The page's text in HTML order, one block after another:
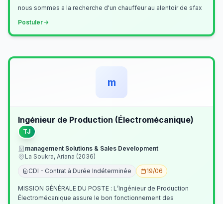
nous sommes a la recherche d'un chauffeur au alentoir de sfax
Postuler
m
Ingénieur de Production (Électromécanique)
TJ
management Solutions & Sales Development
La Soukra, Ariana (2036)
CDI - Contrat à Durée Indéterminée
19/06
MISSION GÉNÉRALE DU POSTE : L’Ingénieur de Production
Électromécanique assure le bon fonctionnement des